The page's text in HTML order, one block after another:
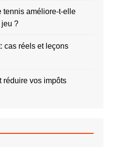
tennis améliore-t-elle
jeu ?
cas réels et leçons
réduire vos impôts